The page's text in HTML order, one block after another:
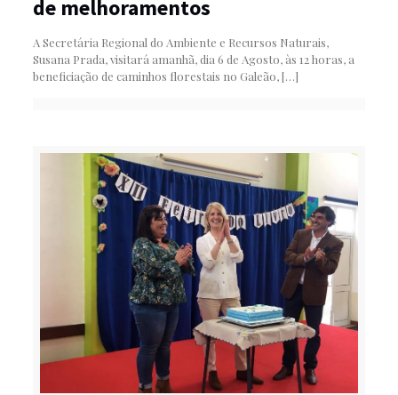
de melhoramentos
A Secretária Regional do Ambiente e Recursos Naturais,
Susana Prada, visitará amanhã, dia 6 de Agosto, às 12 horas, a
beneficiação de caminhos florestais no Galeão,[…]